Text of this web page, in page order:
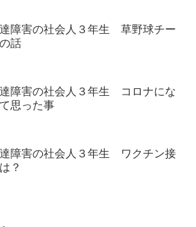
障害の社会人３年生 草野球チー
話
障害の社会人３年生 コロナにな
思った事
障害の社会人３年生 ワクチン接
？